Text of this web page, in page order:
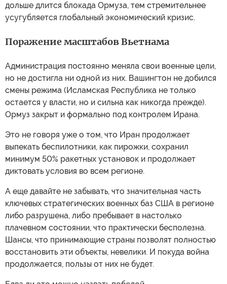
дольше длится блокада Ормуза, тем стремительнее
усугубляется глобальный экономический кризис.
Поражение масштабов Вьетнама
Администрация постоянно меняла свои военные цели,
но не достигла ни одной из них. Вашингтон не добился
смены режима (Исламская Республика не только
остается у власти, но и сильна как никогда прежде).
Ормуз закрыт и формально под контролем Ирана.
Это не говоря уже о том, что Иран продолжает
выпекать беспилотники, как пирожки, сохранил
минимум 50% ракетных установок и продолжает
диктовать условия во всем регионе.
А еще давайте не забывать, что значительная часть
ключевых стратегических военных баз США в регионе
либо разрушена, либо пребывает в настолько
плачевном состоянии, что практически бесполезна.
Шансы, что принимающие страны позволят полностью
восстановить эти объекты, невелики. И покуда война
продолжается, пользы от них не будет.